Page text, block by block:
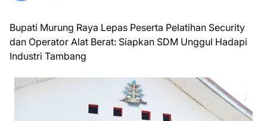
Bupati Murung Raya Lepas Peserta Pelatihan Security
dan Operator Alat Berat: Siapkan SDM Unggul Hadapi
Industri Tambang